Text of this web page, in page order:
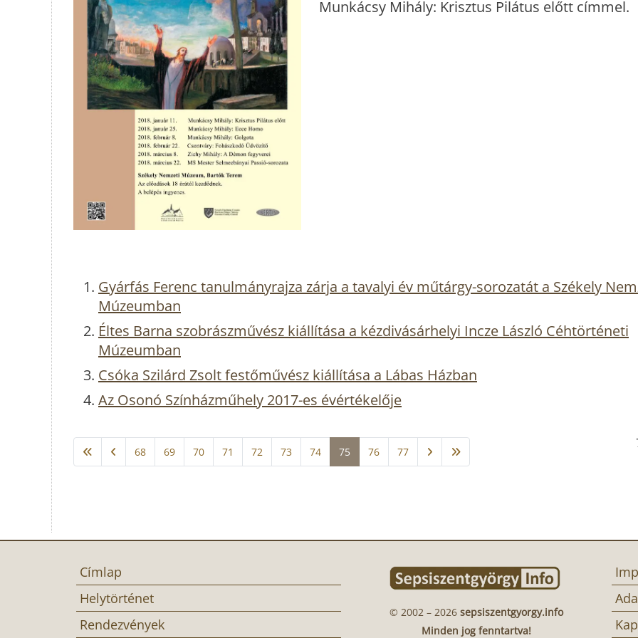
Munkácsy Mihály: Krisztus Pilátus előtt címmel.
Gyárfás Ferenc tanulmányrajza zárja a tavalyi év műtárgy-sorozatát a Székely
Múzeumban
Éltes Barna szobrászművész kiállítása a kézdivásárhelyi Incze László Céhtörténeti
Múzeumban
Csóka Szilárd Zsolt festőművész kiállítása a Lábas Házban
Az Osonó Színházműhely 2017-es évértékelője
68 69 70 71 72 73 74 75 76 77
Címlap
Helytörténet
Rendezvények
© 2002 – 2026 sepsiszentgyorgy.info
Minden jog fenntartva!